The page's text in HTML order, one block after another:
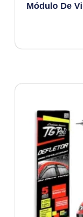
Módulo De